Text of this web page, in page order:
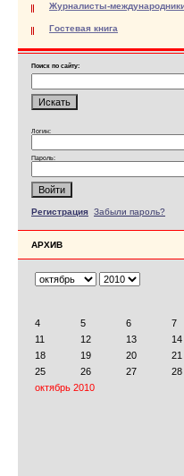
Журналисты-
Гостевая книга
Поиск по сайту:
Логин:
Пароль:
Регистрация Забыли пароль?
АРХИВ